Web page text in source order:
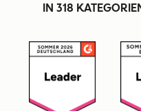
IN 318